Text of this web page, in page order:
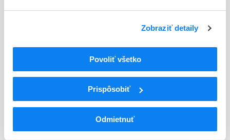
Zobraziť detaily
Povoliť všetko
Prispôsobiť
Odmietnuť
Centrálna nervová sústava
N05A
Antipsychotiká
Diazepíny, oxazepíny, tiazepíny a oxepíny
N05AH03
Olanzapín
Podrobnosti o lieku
36